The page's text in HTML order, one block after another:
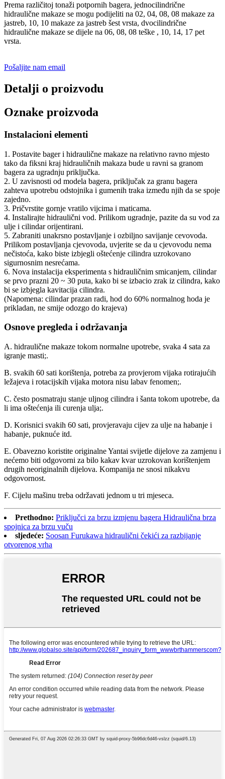
Prema različitoj tonaži potpornih bagera, jednocilindrične
hidraulične makaze se mogu podijeliti na 02, 04, 08, 08 makaze za
jastreb, 10, 10 makaze za jastreb šest vrsta, dvocilindrične
hidraulične makaze se dijele na 06, 08, 08 teške , 10, 14, 17 pet
vrsta.
Pošaljite nam email
Detalji o proizvodu
Oznake proizvoda
Instalacioni elementi
1. Postavite bager i hidraulične makaze na relativno ravno mjesto
tako da fiksni kraj hidrauličnih makaza bude u ravni sa granom
bagera za ugradnju priključka.
2. U zavisnosti od modela bagera, priključak za granu bagera
zahteva upotrebu odstojnika i gumenih traka između njih da se spoje
zajedno.
3. Pričvrstite gornje vratilo vijcima i maticama.
4. Instalirajte hidraulični vod. Prilikom ugradnje, pazite da su vod za
ulje i cilindar orijentirani.
5. Zabraniti unakrsno postavljanje i ozbiljno savijanje cevovoda.
Prilikom postavljanja cjevovoda, uvjerite se da u cjevovodu nema
nečistoća, kako biste izbjegli oštećenje cilindra uzrokovano
sigurnosnim nesrećama.
6. Nova instalacija eksperimenta s hidrauličnim smicanjem, cilindar
se prvo prazni 20 ~ 30 puta, kako bi se izbacio zrak iz cilindra, kako
bi se izbjegla kavitacija cilindra.
(Napomena: cilindar prazan radi, hod do 60% normalnog hoda je
prikladan, ne smije odozgo do krajeva)
Osnove pregleda i održavanja
A. hidraulične makaze tokom normalne upotrebe, svaka 4 sata za
igranje masti;.
B. svakih 60 sati korištenja, potreba za provjerom vijaka rotirajućih
ležajeva i rotacijskih vijaka motora nisu labav fenomen;.
C. često posmatraju stanje uljnog cilindra i šanta tokom upotrebe, da
li ima oštećenja ili curenja ulja;.
D. Korisnici svakih 60 sati, provjeravaju cijev za ulje na habanje i
habanje, puknuće itd.
E. Obavezno koristite originalne Yantai svijetle dijelove za zamjenu i
nećemo biti odgovorni za bilo kakav kvar uzrokovan korištenjem
drugih neoriginalnih dijelova. Kompanija ne snosi nikakvu
odgovornost.
F. Cijelu mašinu treba održavati jednom u tri mjeseca.
Prethodno: Priključci za brzu izmjenu bagera Hidraulična brza
spojnica za brzu vuču
sljedeće: Soosan Furukawa hidraulični čekići za razbijanje
otvorenog vrha